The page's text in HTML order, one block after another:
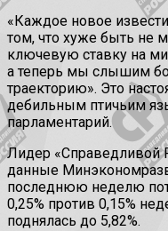
«Каждое новое
том, что хуже быть не
ключевую ставку на
а теперь мы слышим
траекторию». Это
дебильным птичьим
парламентарий.
Лидер «Справедливой
данные
последнюю неделю
0,25% против 0,15%
поднялась до 5,82%.